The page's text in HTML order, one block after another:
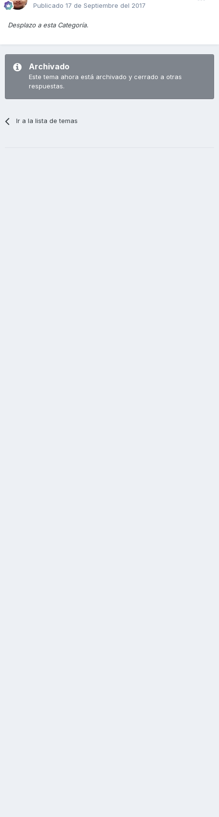
Publicado 17 de Septiembre del 2017
Desplazo a esta Categoría.
Archivado
Este tema ahora está archivado y cerrado a otras
respuestas.
Ir a la lista de temas